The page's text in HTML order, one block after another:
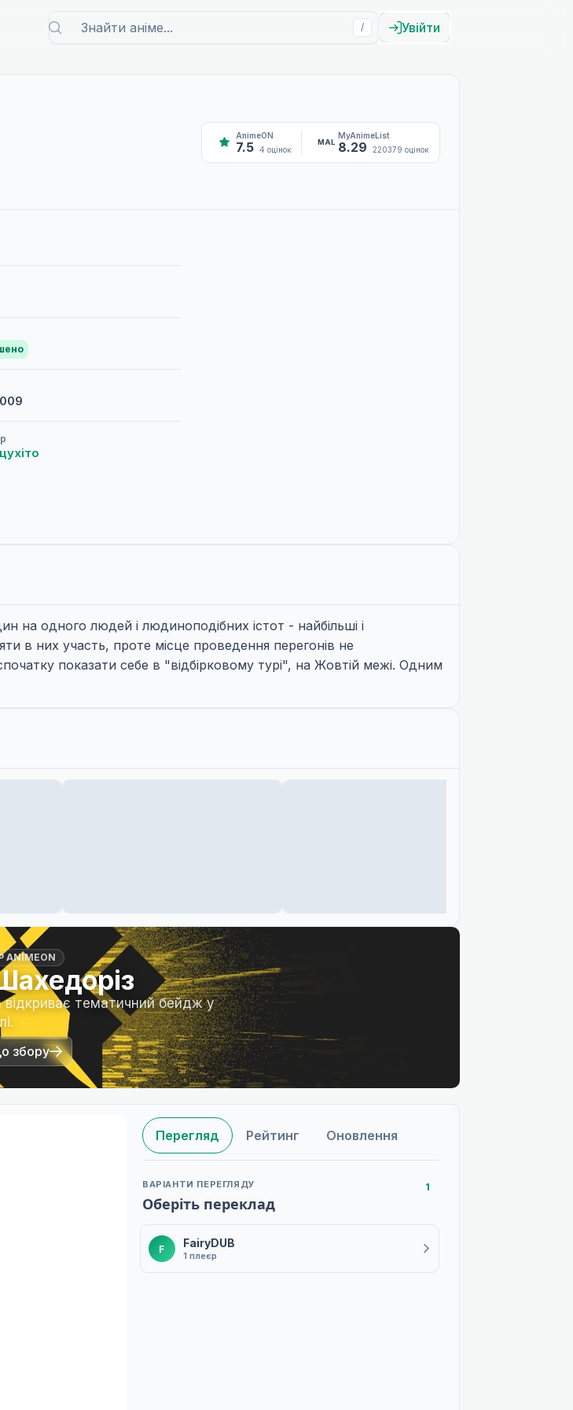
/ Увійти
AnimeON
7.5 4 оцінок
MAL
MyAnimeList
8.29 220379 оцінок
на одного людей і людиноподібних істот - найбільші і
в них участь, проте місце проведення перегонів не
показати себе в "відбірковому турі", на Жовтій межі. Одним
ANIMEON
тематичний бейдж у
збору
Перегляд Рейтинг Оновлення
ВАРІАНТИ ПЕРЕГЛЯДУ
Оберіть переклад
1
F FairyDUB
1 плеєр